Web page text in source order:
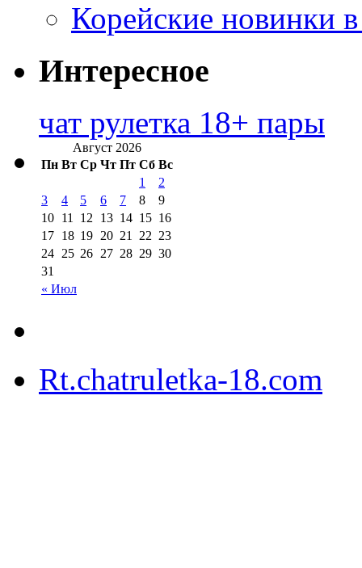
Корейские новинки
Интересное
чат рулетка 18+ пары
Август 2026
Пн Вт Ср Чт Пт Сб Вс
« Июл
1
2
3
4 5 6 7 8
9
10 11 12 13 14 15 16
17 18 19 20 21 22 23
24 25 26 27 28 29 30
31
Rt.chatruletka-18.com